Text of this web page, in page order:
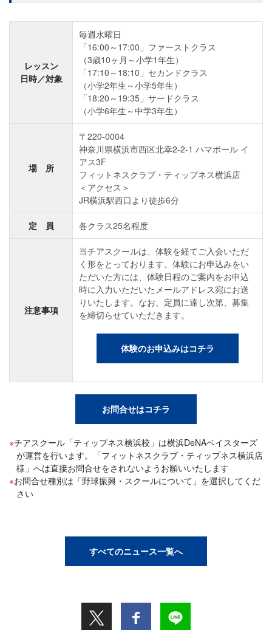
レッスン
日時／対象
毎週水曜日
「16:00～17:00」ファーストクラス
（3歳10ヶ月～小学1年生）
「17:10～18:10」セカンドクラス
（小学2年生～小学5年生）
「18:20～19:35」サードクラス
（小学6年生～中学3年生）
場 所
〒220-0004
神奈川県横浜市西区北幸2‐2‐1 ハマボール イ
アス3F
フィットネスクラブ・ティップネス横浜店
＜アクセス＞
JR横浜駅西口より徒歩6分
定 員 各クラス25名程度
注意事項
当チアスクールは、体験を経てご入会いただ
く形をとっております。体験にお申込みをい
ただいた方には、体験日程のご案内をお申込
時に入力いただいたメールアドレス宛にお送
りいたします。なお、定員に達し次第、募集
を締切らせていただきます。
体験のお申込みはコチラ
お問合せはコチラ
チアスクール「ティップネス横浜校」は横浜DeNAベイスターズ
が運営を行います。「フィットネスクラブ・ティップネス横浜店
様」へは直接お問合せをされないようお願いいたします
お問合せ種別は「野球振興・スクールについて」を選択してくだ
さい
すべてのニュース一覧へ